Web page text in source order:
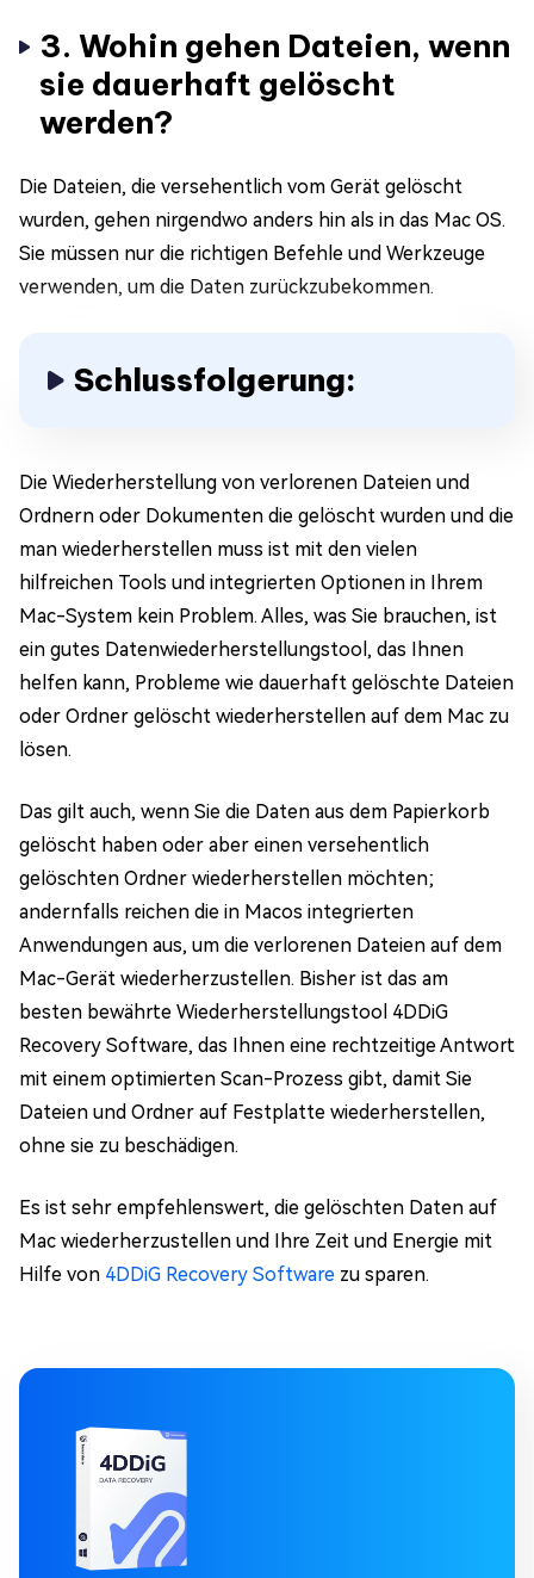
3. Wohin gehen Dateien, wenn
sie dauerhaft gelöscht
werden?
Die Dateien, die versehentlich vom Gerät gelöscht
wurden, gehen nirgendwo anders hin als in das Mac OS.
Sie müssen nur die richtigen Befehle und Werkzeuge
verwenden, um die Daten zurückzubekommen.
Schlussfolgerung:
Die Wiederherstellung von verlorenen Dateien und
Ordnern oder Dokumenten die gelöscht wurden und die
man wiederherstellen muss ist mit den vielen
hilfreichen Tools und integrierten Optionen in Ihrem
Mac-System kein Problem. Alles, was Sie brauchen, ist
ein gutes Datenwiederherstellungstool, das Ihnen
helfen kann, Probleme wie dauerhaft gelöschte Dateien
oder Ordner gelöscht wiederherstellen auf dem Mac zu
lösen.
Das gilt auch, wenn Sie die Daten aus dem Papierkorb
gelöscht haben oder aber einen versehentlich
gelöschten Ordner wiederherstellen möchten;
andernfalls reichen die in Macos integrierten
Anwendungen aus, um die verlorenen Dateien auf dem
Mac-Gerät wiederherzustellen. Bisher ist das am
besten bewährte Wiederherstellungstool 4DDiG
Recovery Software, das Ihnen eine rechtzeitige Antwort
mit einem optimierten Scan-Prozess gibt, damit Sie
Dateien und Ordner auf Festplatte wiederherstellen,
ohne sie zu beschädigen.
Es ist sehr empfehlenswert, die gelöschten Daten auf
Mac wiederherzustellen und Ihre Zeit und Energie mit
Hilfe von 4DDiG Recovery Software zu sparen.